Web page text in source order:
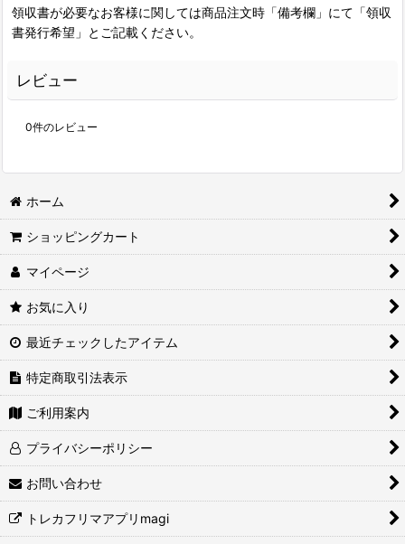
領収書が必要なお客様に関しては商品注文時「備考欄」にて「領収
書発行希望」とご記載ください。
レビュー
0件のレビュー
ホーム
ショッピングカート
マイページ
お気に入り
最近チェックしたアイテム
特定商取引法表示
ご利用案内
プライバシーポリシー
お問い合わせ
トレカフリマアプリmagi